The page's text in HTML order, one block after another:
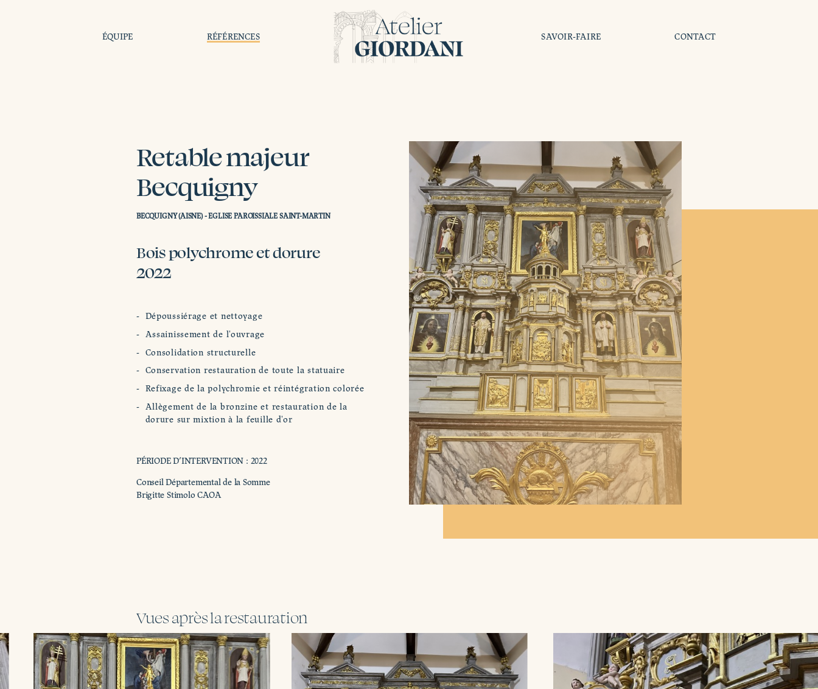
ÉQUIPE RÉFÉRENCES SAVOIR-FAIRE CONTACT
Retable majeur
Becquigny
BECQUIGNY (AISNE) - EGLISE PAROISSIALE SAINT-MARTIN
Bois polychrome et dorure
2022
Dépoussiérage et nettoyage
Assainissement de l'ouvrage
Consolidation structurelle
Conservation restauration de toute la statuaire
Refixage de la polychromie et réintégration colorée
Allègement de la bronzine et restauration de la
dorure sur mixtion à la feuille d'or
PÉRIODE D’INTERVENTION : 2022
Conseil Départemental de la Somme
Brigitte Stimolo CAOA
Vues après la restauration